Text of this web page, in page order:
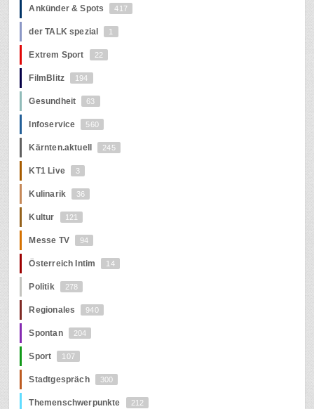
Ankünder & Spots 417
der TALK spezial 1
Extrem Sport 22
FilmBlitz 194
Gesundheit 63
Infoservice 560
Kärnten.aktuell 245
KT1 Live 3
Kulinarik 36
Kultur 121
Messe TV 94
Österreich Intim 14
Politik 278
Regionales 940
Spontan 204
Sport 107
Stadtgespräch 300
Themenschwerpunkte 212